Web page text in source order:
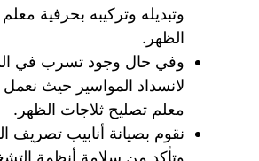
وتبديله وتركيبه بحرفية
الظهر.
وفي حال وجود تسرب في
لانسداد المواسير حيث
معلم تصليح ثلاجات الظهر.
نقوم بصيانة أنابيب تصريف
وتأكد من سلامة أنظمة